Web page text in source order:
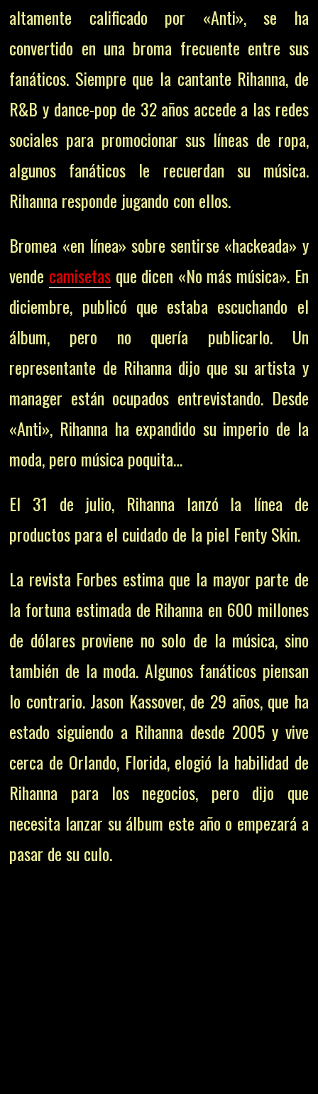
altamente calificado por «Anti», se ha
convertido en una broma frecuente entre sus
fanáticos. Siempre que la cantante Rihanna, de
R&B y dance-pop de 32 años accede a las redes
sociales para promocionar sus líneas de ropa,
algunos fanáticos le recuerdan su música.
Rihanna responde jugando con ellos.
Bromea «en línea» sobre sentirse «hackeada» y
vende camisetas que dicen «No más música». En
diciembre, publicó que estaba escuchando el
álbum, pero no quería publicarlo. Un
representante de Rihanna dijo que su artista y
manager están ocupados entrevistando. Desde
«Anti», Rihanna ha expandido su imperio de la
moda, pero música poquita…
El 31 de julio, Rihanna lanzó la línea de
productos para el cuidado de la piel Fenty Skin.
La revista Forbes estima que la mayor parte de
la fortuna estimada de Rihanna en 600 millones
de dólares proviene no solo de la música, sino
también de la moda.Algunos fanáticos piensan
lo contrario. Jason Kassover, de 29 años, que ha
estado siguiendo a Rihanna desde 2005 y vive
cerca de Orlando, Florida, elogió la habilidad de
Rihanna para los negocios, pero dijo que
necesita lanzar su álbum este año o empezará a
pasar de su culo.